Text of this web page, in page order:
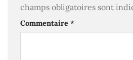
champs obligatoires sont
Commentaire *